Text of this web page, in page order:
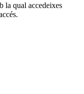
la qual accedeixes